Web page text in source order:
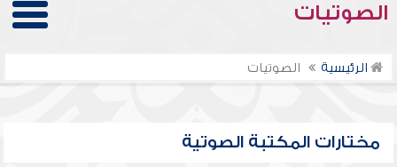
الصوتيات
الرئيسية الصوتيات
مختارات المكتبة الصوتية